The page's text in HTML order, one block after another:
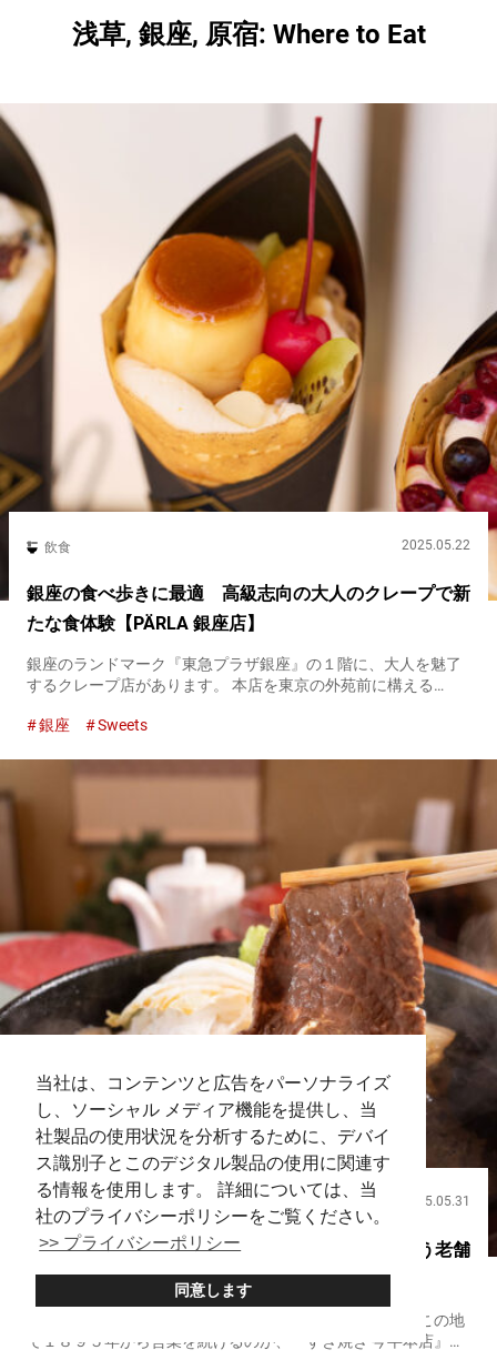
当社は、コンテンツと広告をパーソナライズ
し、ソーシャル メディア機能を提供し、当
社製品の使用状況を分析するために、デバイ
ス識別子とこのデジタル製品の使用に関連す
る情報を使用します。 詳細については、当
社のプライバシーポリシーをご覧ください。
>> プライバシーポリシー
同意します
浅草, 銀座, 原宿: Where to Eat
飲食 2025.05.22
銀座の食べ歩きに最適 高級志向の大人のクレープで新
たな食体験【PÄRLA 銀座店】
銀座のランドマーク『東急プラザ銀座』の１階に、大人を魅了
するクレープ店があります。 本店を東京の外苑前に構える
なデザイン。一見するとバーのようでもあり、歴史ある銀座の
銀座 Sweets
飲食 2025.05.31
創業時から変わらない味 有形文化財の中で味わう老舗
のすき焼き【すき焼き 今半本店】
１００年以上の歴史を持つ、老舗飲食店が集まる浅草。 この地
で１８９５年から営業を続けるのが、『すき焼き 今半本店』で